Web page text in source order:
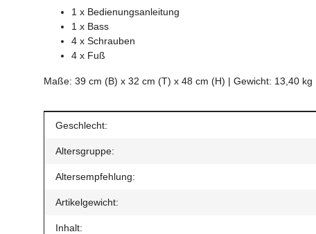
1 x Bedienungsanleitung
1 x Bass
4 x Schrauben
4 x Fuß
Maße: 39 cm (B) x 32 cm (T) x 48 cm (H) | Gewicht: 13,40 kg
Produkteigenschaft
Wert
Geschlecht:
Altersgruppe:
Altersempfehlung:
Artikelgewicht:
Inhalt: